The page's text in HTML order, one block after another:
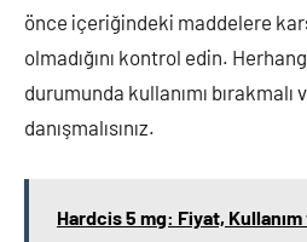
önce içeriğindeki maddelere
olmadığını kontrol edin.
durumunda kullanımı bırakmalı
danışmalısınız.
Hardcis 5 mg: Fiyat,